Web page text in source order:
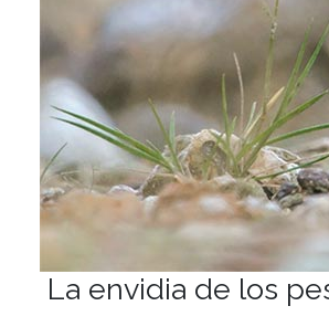
La envidia de los